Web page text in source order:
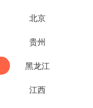
北京
贵州
黑龙江
江西